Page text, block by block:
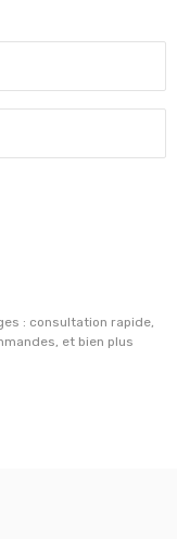
: consultation rapide,
et bien plus